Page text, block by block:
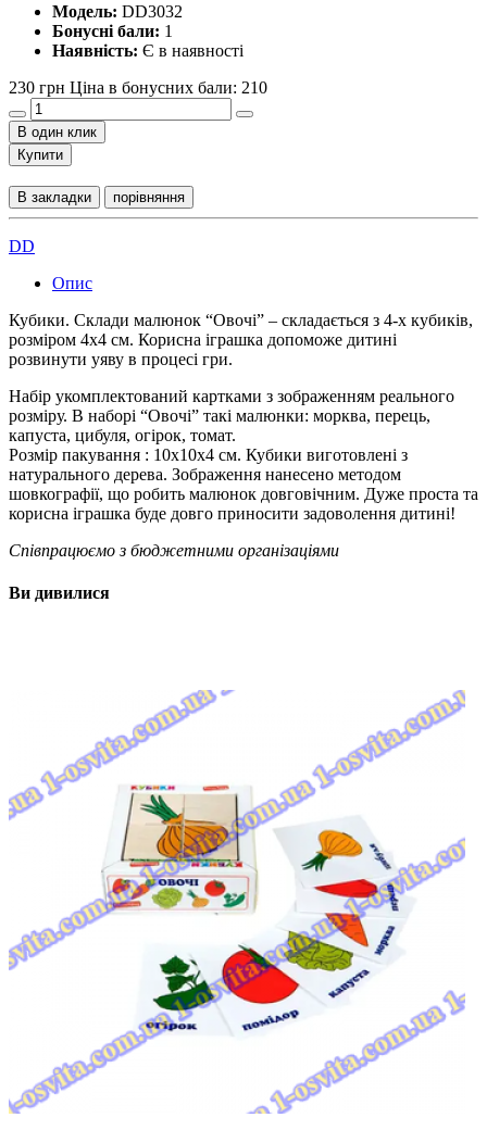
Модель: DD3032
Бонусні бали: 1
Наявність: Є в наявності
230 грн Ціна в бонусних бали: 210
В один клик
Купити
В закладки порівняння
DD
Опис
Кубики. Склади малюнок “Овочі” – складається з 4-х кубиків,
розміром 4х4 см. Корисна іграшка допоможе дитині
розвинути уяву в процесі гри.
Набір укомплектований картками з зображенням реального
розміру. В наборі “Овочі” такі малюнки: морква, перець,
капуста, цибуля, огірок, томат.
Розмір пакування : 10х10х4 см. Кубики виготовлені з
натурального дерева. Зображення нанесено методом
шовкографії, що робить малюнок довговічним. Дуже проста та
корисна іграшка буде довго приносити задоволення дитині!
Співпрацюємо з бюджетними організаціями
Ви дивилися